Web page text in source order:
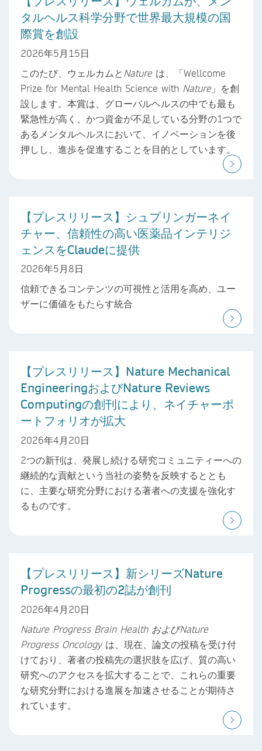
タルヘルス科学分野で世界最大規模の国
際賞を創設
2026年5月15日
このたび、ウェルカムと Nature は、「Wellcome
Prize for Mental Health Science with Nature」を創
設します。本賞は、グローバルヘルスの中でも最も
緊急性が高く、かつ資金が不足している分野の1つで
あるメンタルヘルスにおいて、イノベーションを後
押しし、進歩を促進することを目的としています。
【プレスリリース】シュプリンガーネイ
チャー、信頼性の高い医薬品インテリジ
ェンスをClaudeに提供
2026年5月8日
信頼できるコンテンツの可視性と活用を高め、ユー
ザーに価値をもたらす統合
【プレスリリース】Nature Mechanical
EngineeringおよびNature Reviews
Computingの創刊により、ネイチャーポ
ートフォリオが拡大
2026年4月20日
2つの新刊は、発展し続ける研究コミュニティーへの
継続的な貢献という当社の姿勢を反映するととも
に、主要な研究分野における著者への支援を強化す
るものです。
【プレスリリース】新シリーズNature
Progressの最初の2誌が創刊
2026年4月20日
Nature Progress Brain Health およびNature
Progress Oncology は、現在、論文の投稿を受け付
けており、著者の投稿先の選択肢を広げ、質の高い
研究へのアクセスを拡大することで、これらの重要
な研究分野における進展を加速させることが期待さ
れています。